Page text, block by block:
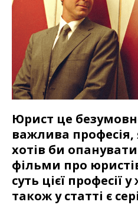
Юрист це
важлива
хотів би
фільми про
суть цієї професії
також у статті є